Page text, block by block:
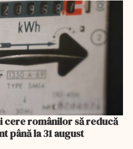
cere românilor să reducă
până la 31 august